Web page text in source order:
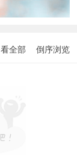
看全部 倒序浏览